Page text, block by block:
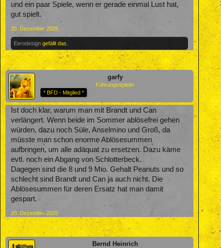
und ein paar Spiele, wenn er gerade einmal Lust hat,
gut spielt.
20. Dezember 2025
Eerodesign gefällt das.
garfy
Führungsspieler
* BFD - Mitglied *
Ist doch klar, warum man mit Brandt und Can
verlängert. Wenn beide im Sommer ablösefrei gehen
würden, dazu noch Süle, Anselmino und Groß, da
müsste man schon enorme Ablösesummen
aufbringen, um alle adäquat zu ersetzen. Dazu käme
evtl. noch ein Abgang von Schlotterbeck.
Dagegen sind die 8 und 9 Mio. Gehalt Peanuts und so
schlecht sind Brandt und Can ja auch nicht. Die
Ablösesummen für deren Ersatz hat man damit
gespart.
20. Dezember 2025
Bernd Heinrich